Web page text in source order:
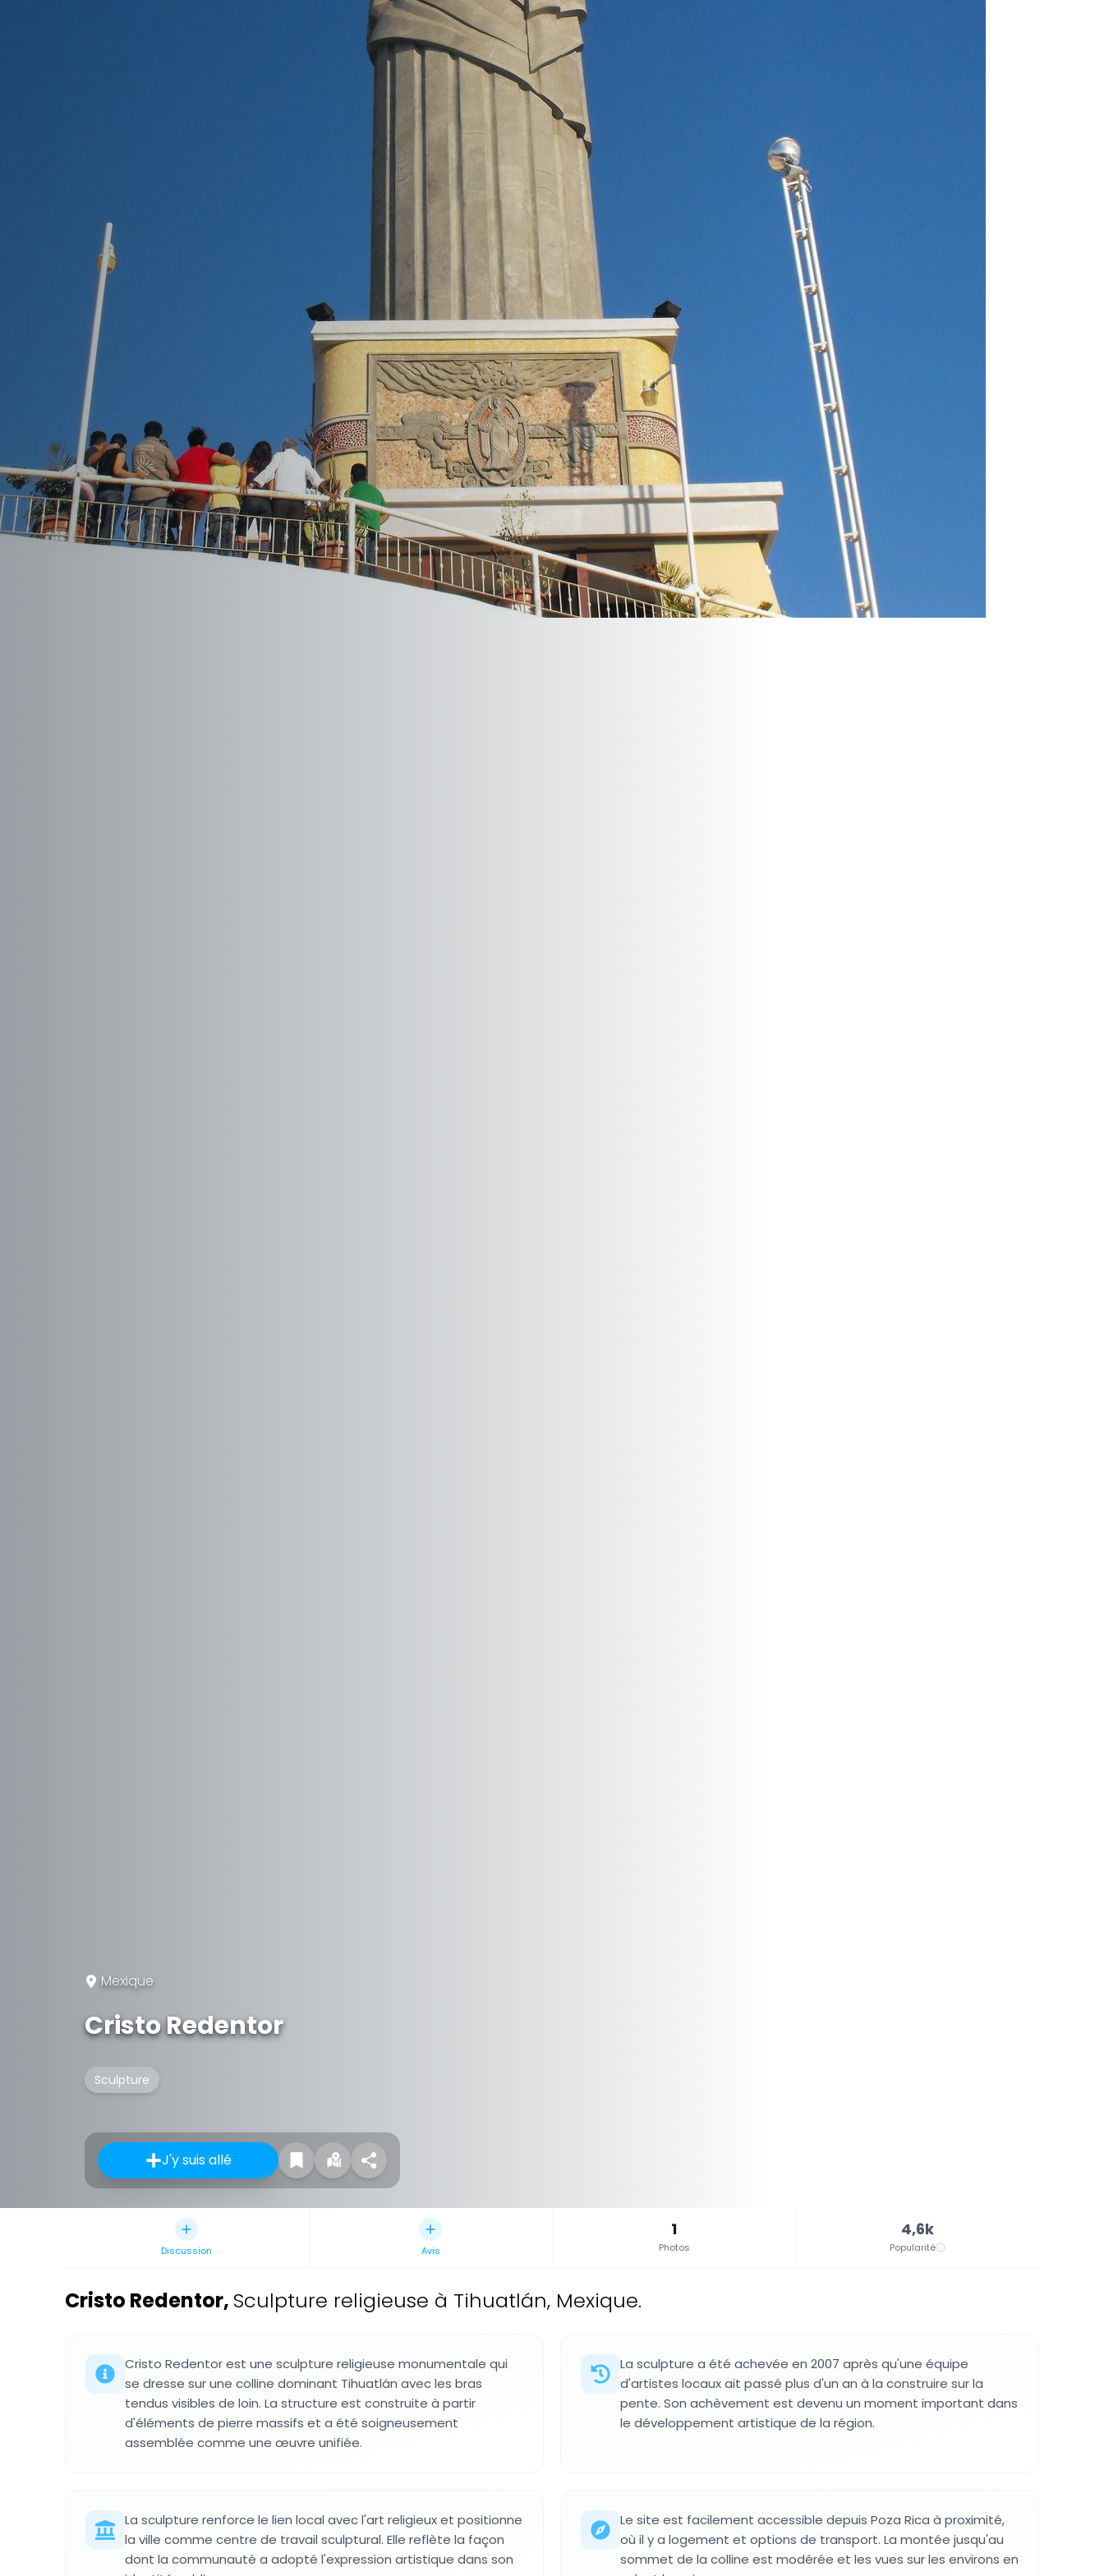
Mexique
Cristo Redentor
Sculpture
J'y suis allé
Discussion Avis
1
Photos
4,6k
Popularité
Cristo Redentor, Sculpture religieuse à Tihuatlán, Mexique.
Cristo Redentor est une sculpture religieuse monumentale qui
se dresse sur une colline dominant Tihuatlán avec les bras
tendus visibles de loin. La structure est construite à partir
d'éléments de pierre massifs et a été soigneusement
assemblée comme une œuvre unifiée.
La sculpture a été achevée en 2007 après qu'une équipe
d'artistes locaux ait passé plus d'un an à la construire sur la
pente. Son achèvement est devenu un moment important dans
le développement artistique de la région.
La sculpture renforce le lien local avec l'art religieux et positionne
la ville comme centre de travail sculptural. Elle reflète la façon
dont la communauté a adopté l'expression artistique dans son
Le site est facilement accessible depuis Poza Rica à proximité,
où il y a logement et options de transport. La montée jusqu'au
sommet de la colline est modérée et les vues sur les environs en